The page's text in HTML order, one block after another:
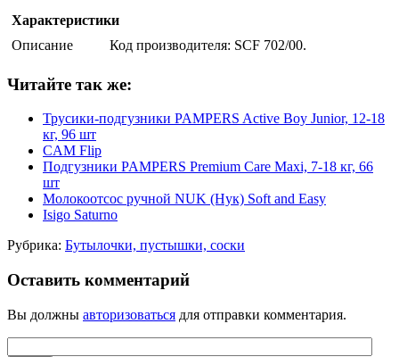
Характеристики
Описание
Код производителя: SCF 702/00.
Читайте так же:
Трусики-подгузники PAMPERS Active Boy Junior, 12-18
кг, 96 шт
CAM Flip
Подгузники PAMPERS Premium Care Maxi, 7-18 кг, 66
шт
Молокоотсос ручной NUK (Нук) Soft and Easy
Isigo Saturno
Рубрика: Бутылочки, пустышки, соски
Оставить комментарий
Вы должны авторизоваться для отправки комментария.